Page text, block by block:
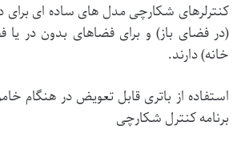
کنترلرهای شکارچی مدل های ساده ای برای
(در فضای باز) و برای فضاهای بدون در
خانه) دارند.
استفاده از باتری قابل تعویض در هنگام
برنامه کنترل شکارچی